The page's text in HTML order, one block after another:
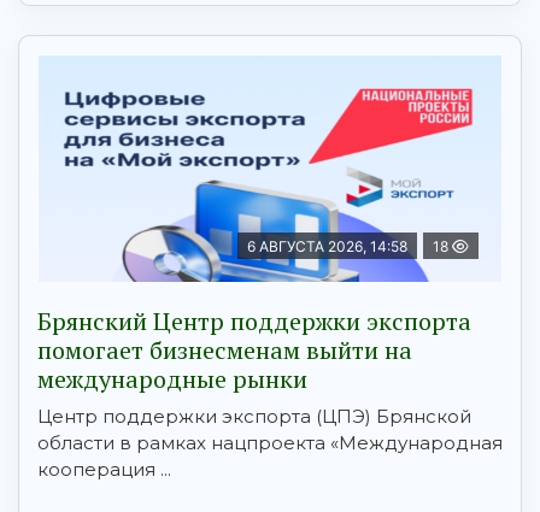
6 АВГУСТА 2026, 14:58 18
Брянский Центр поддержки экспорта
помогает бизнесменам выйти на
международные рынки
Центр поддержки экспорта (ЦПЭ) Брянской
области в рамках нацпроекта «Международная
кооперация ...